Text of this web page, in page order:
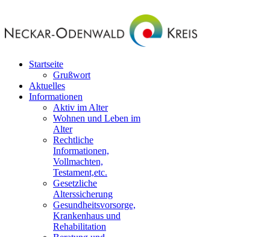
Startseite
Grußwort
Aktuelles
Informationen
Aktiv im Alter
Wohnen und Leben im
Alter
Rechtliche
Informationen,
Vollmachten,
Testament,etc.
Gesetzliche
Alterssicherung
Gesundheitsvorsorge,
Krankenhaus und
Rehabilitation